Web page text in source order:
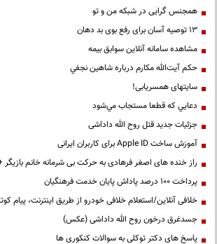
همجنس گرایی در شبکه من و تو
13 توصیه آسان برای رفع بوی بد دهان
مشاهده سامانه آنلاين سوابق بیمه
حكم آيت‌الله مكارم درباره شاهين نجفي
سایتهای همسریابی!
دعايي كه قطعا مستجاب مي‌شود
جزئیات جدید قتل روح الله داداشی
آموزش ساخت Apple ID برای کاربران ایرانی
راز خنده های اصغر فرهادی به حرکت بی شرمانه خانم
پرداخت ۱۰۰ درصد پاداش پایان خدمت فرهنگیان
خلافی آنلاین/استعلام خلافی خودرو از طریق اینترنت، پیام
جسدغرق درخون روح الله داداشی (عکس)
پاسخ های دکتر توکلی به سوالات کنکوری ها